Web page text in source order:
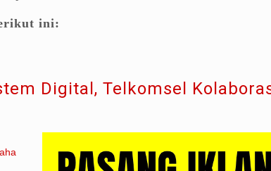
ini:
Digital, Telkomsel